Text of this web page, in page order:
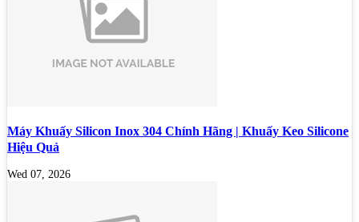
Máy Khuấy Silicon Inox 304 Chính Hãng | Khuấy Keo Silicone
Hiệu Quả
Wed 07, 2026